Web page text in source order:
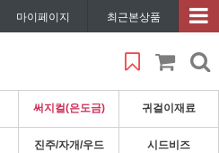
마이페이지 최근본상품
써지컬(은도금) 귀걸이재료
진주/자개/우드 시드비즈